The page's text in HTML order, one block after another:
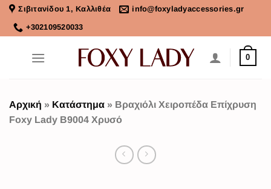
Σιβιτανίδου 1, Καλλιθέα
info@foxyladyaccessories.gr
+302109520033
0
Αρχική » Κατάστημα » Βραχιόλι Χειροπέδα Επίχρυση
Foxy Lady B9004 Χρυσό